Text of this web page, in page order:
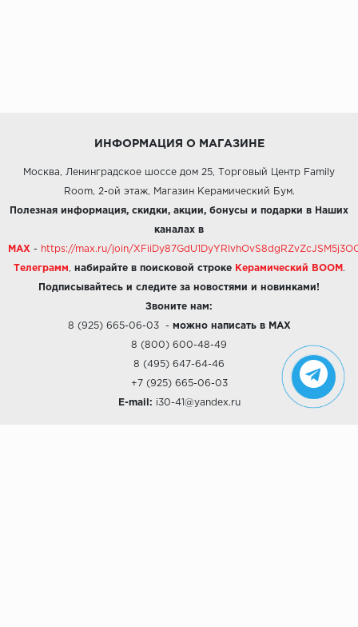
ИНФОРМАЦИЯ О МАГАЗИНЕ
Москва, Ленинградское шоссе дом 25, Торговый Центр Family
Room, 2-ой этаж, Магазин Керамический Бум.
Полезная информация, скидки, акции, бонусы и подарки в Наших
каналах в
MAX - https://max.ru/join/
Телеграмм набирайте в поисковой строке Керамический BOOM .
Подписывайтесь и следите за новостями и новинками!
Звоните нам:
8 (925) 665-06-03- можно написать в MAX
8 (800) 600-48-49
8 (495) 647-64-46
+7 (925) 665-06-03
E-mail: i30-41@yandex.ru